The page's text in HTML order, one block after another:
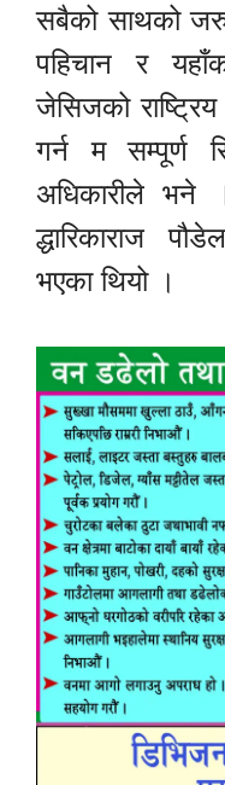
सबैको साथको
पहिचान र
जेसिजको
गर्न म सम्पूर्ण
अधिकारीले भने
द्धारिकाराज
भएका थियो ।